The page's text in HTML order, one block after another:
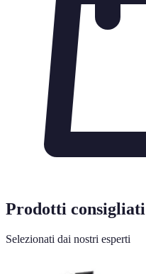
Prodotti consigliati
Selezionati dai nostri esperti